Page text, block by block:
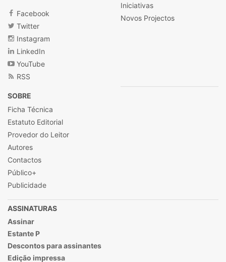
Facebook
Twitter
Instagram
LinkedIn
YouTube
RSS
Iniciativas
Novos Projectos
SOBRE
Ficha Técnica
Estatuto Editorial
Provedor do Leitor
Autores
Contactos
Público+
Publicidade
ASSINATURAS
Assinar
Estante P
Descontos para assinantes
Edição impressa